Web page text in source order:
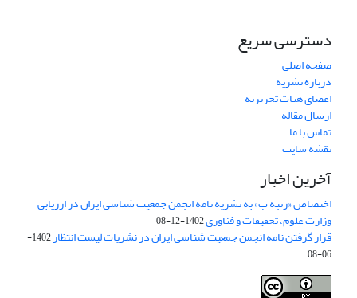
دسترسی سریع
صفحه اصلی
درباره نشریه
اعضای هیات تحریریه
ارسال مقاله
تماس با ما
نقشه سایت
آخرین اخبار
اختصاص «رتبه ب» به نشریه نامه انجمن جمعیت شناسی ایران در ارزیابی
وزارت علوم، تحقیقات و فناوری1402-12-08
قرار گرفتن نامه انجمن جمعیت شناسی ایران در نشریات لیست انتظار
1402-
06-08